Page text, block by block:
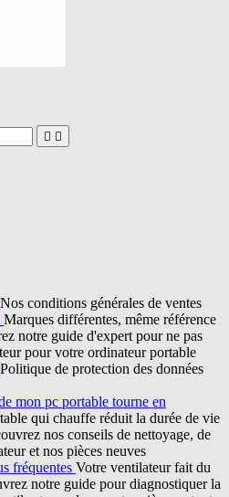
 
Nos conditions générales de ventes
Marques différentes, même référence
notre guide d'expert pour ne pas
pour votre ordinateur portable
Politique de protection des données
mon pc portable tourne en
qui chauffe réduit la durée de vie
nos conseils de nettoyage, de
et nos pièces neuves
fréquentes Votre ventilateur fait du
notre guide pour diagnostiquer la